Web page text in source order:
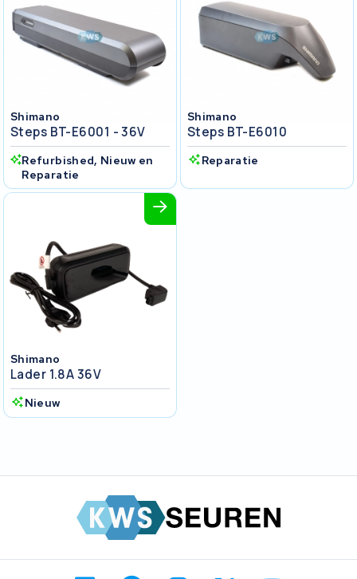
Shimano
Steps BT-E6001 - 36V
Refurbished, Nieuw en
Reparatie
Shimano
Steps BT-E6010
Reparatie
Shimano
Lader 1.8A 36V
Nieuw